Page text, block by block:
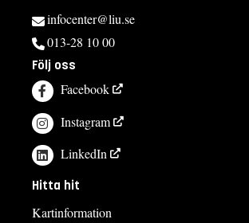
infocenter@liu.se
013-28 10 00
Följ oss
Facebook
Instagram
LinkedIn
Hitta hit
Kartinformation